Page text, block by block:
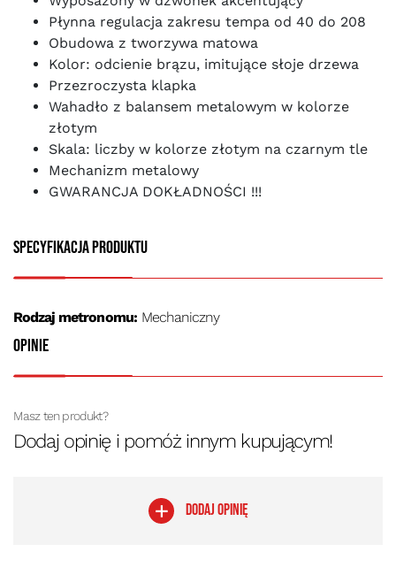
Opinie
Masz ten produkt?
Dodaj opinię i pomóż innym kupującym!
DODAJ OPINIĘ
Płynna regulacja zakresu tempa od 40 do 208
Obudowa z tworzywa matowa
Kolor: odcienie brązu, imitujące słoje drzewa
Przezroczysta klapka
Wahadło z balansem metalowym w kolorze
złotym
Skala: liczby w kolorze złotym na czarnym tle
Mechanizm metalowy
GWARANCJA DOKŁADNOŚCI !!!
Specyfikacja produktu
Rodzaj metronomu: Mechaniczny